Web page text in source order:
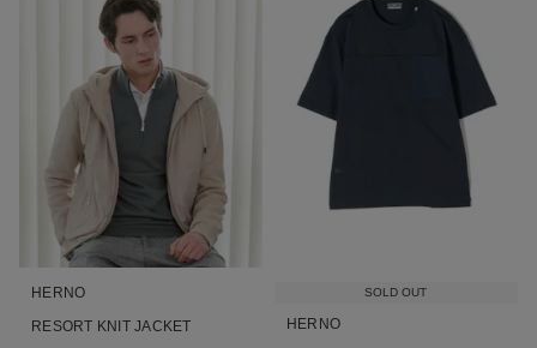
HERNO
RESORT KNIT JACKET
SOLD OUT
HERNO